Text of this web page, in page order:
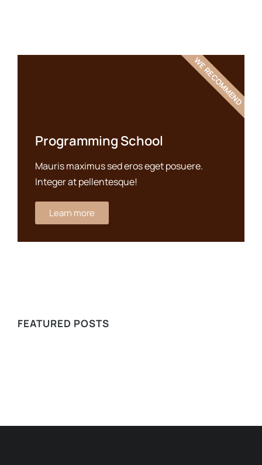
Programming School
Mauris maximus sed eros eget posuere.
Integer at pellentesque!
Learn more
WE RECOMMEND
FEATURED POSTS